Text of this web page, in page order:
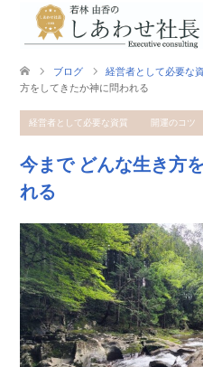
ブログ 経営者として必要な
方をしてきたか神に問われる
経営者として必要な資質 開運のコツ
今まで どんな生き方
れる